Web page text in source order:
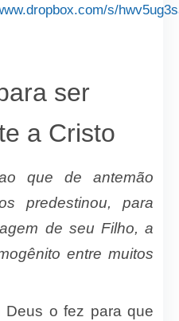
s/
ser
a Cristo
ao que de antemão
predestinou, para
de seu Filho, a
entre muitos
Deus o fez para que